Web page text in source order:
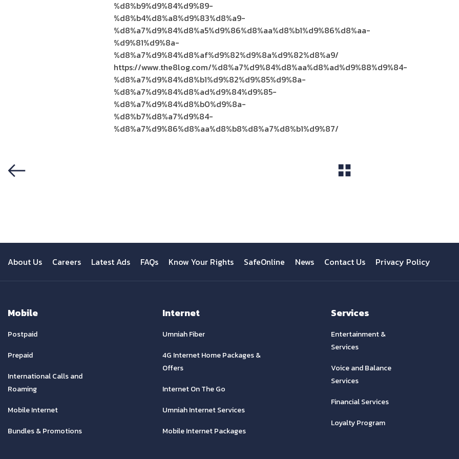
%d8%b9%d9%84%d9%89-
%d8%b4%d8%a8%d9%83%d8%a9-
%d8%a7%d9%84%d8%a5%d9%86%d8%aa%d8%b1%d9%86%d8%aa-
%d9%81%d9%8a-
%d8%a7%d9%84%d8%af%d9%82%d9%8a%d9%82%d8%a9/
https://www.the8log.com/%d8%a7%d9%84%d8%aa%d8%ad%d9%88%d9%84-
%d8%a7%d9%84%d8%b1%d9%82%d9%85%d9%8a-
%d8%a7%d9%84%d8%ad%d9%84%d9%85-
%d8%a7%d9%84%d8%b0%d9%8a-
%d8%b7%d8%a7%d9%84-
%d8%a7%d9%86%d8%aa%d8%b8%d8%a7%d8%b1%d9%87/
About Us Careers Latest Ads FAQs Know Your Rights SafeOnline News Contact Us Privacy Policy
Mobile
Postpaid
Prepaid
International Calls and
Roaming
Mobile Internet
Bundles & Promotions
Internet
Umniah Fiber
4G Internet Home Packages &
Offers
Internet On The Go
Umniah Internet Services
Mobile Internet Packages
Services
Entertainment &
Services
Voice and Balance
Services
Financial Services
Loyalty Program